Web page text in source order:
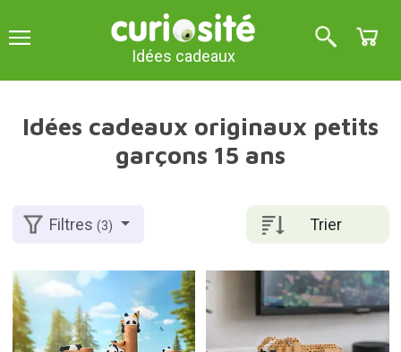
Idées cadeaux
Idées cadeaux originaux petits
garçons 15 ans
Trier
Filtres(3)